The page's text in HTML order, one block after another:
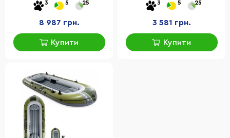
3 5 25
8 987 грн.
Купити
3 5 25
3 581 грн.
Купити